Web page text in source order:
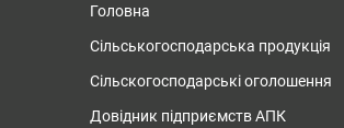
Головна
Сільськогосподарська продукція
Сільскогосподарські оголошення
Довідник підприємств АПК